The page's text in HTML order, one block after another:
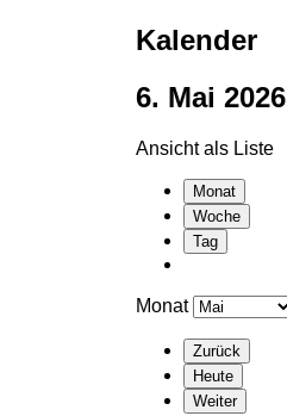
Kalender
6. Mai 2026
Ansicht als Liste
Monat
Woche
Tag
Monat
Zurück
Heute
Weiter